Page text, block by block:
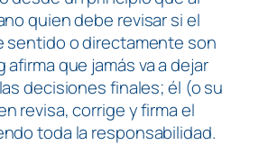
quien debe revisar si el
sentido o directamente son
que jamás va a dejar
decisiones finales; él (o su
revisa, corrige y firma el
toda la responsabilidad.